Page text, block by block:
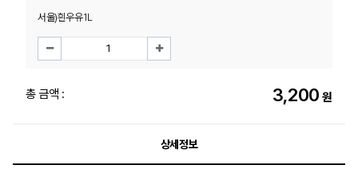
서울)흰우유1L
총 금액 : 3,200 원
상세정보